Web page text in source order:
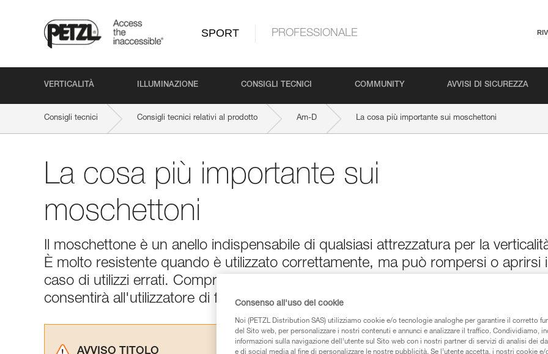
SPORT PROFESSIONALE
VERTICALITÀ ILLUMINAZIONE CONSIGLI TECNICI COMMUNITY AVVISI DI SICUREZZA
Consigli tecnici Consigli tecnici relativi al prodotto Am-D La cosa più importante sui moschettoni
La cosa più importante sui
moschettoni
Il moschettone è un anello indispensabile di qualsiasi attrezzatura per la
È molto resistente quando è utilizzato correttamente, ma può rompersi o aprirsi
caso di utilizzi errati. Comprendere i punti di forza e di debolezza dei
consentirà all'utilizzatore di fare la scelta più adatta per ogni utilizzo.
AVVISO TITOLO
Consenso all'uso dei cookie
Noi (PETZL Distribution SAS) utilizziamo cookie e/o tecnologie analoghe per garantire il corretto
del Sito web, per personalizzare i nostri contenuti e annunci e analizzare il traffico. Condividiamo,
informazioni sulla navigazione dell’utente sul Sito web con i nostri partner di servizi di analisi dei
e di social media al fine di personalizzare le nostre pubblicità. Se l’utente accetta, i nostri cookie